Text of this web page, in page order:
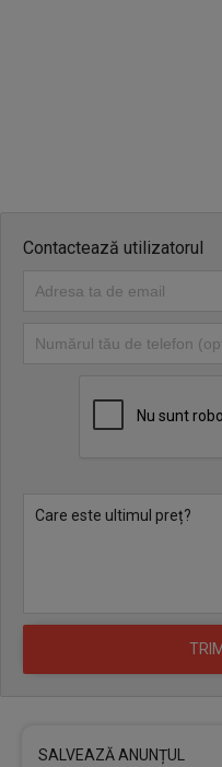
Contactează utilizatorul
SALVEAZĂ ANUNȚUL